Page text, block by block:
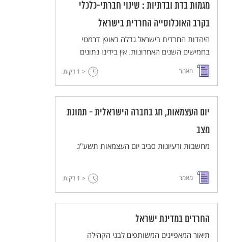
מגמות בדת ובדתיות : שינוי חברתי-כלכלי
בקרב האוכלוסייה החרדית בישראל
היהדות החרדית בישראל גדלה באופן דרמטי
בחמישים השנים האחרונות. אין בידינו נתונים
מדויקים על מספרים החרדים, בין היתר מפני
שקיימות הגדרות שונות לשאלה "מיהו חרדי".
בהתמדה, בעיקר כתוצאה משיעור ילודה גבוה
האוכלוסייה היהודית בישראל ו-1.1 לידות לנשים
החינוך החרדיות.
מאמר < 1 דקות
יום העצמאות, חג בחברה הישראלית - תמונת
מצב
מחשבות ורעיונות סביב יום העצמאות תשע"ג
מאמר < 1 דקות
החרדים במדינת ישראל
תיאור המאפיינים המשותפים לבני הקהילה